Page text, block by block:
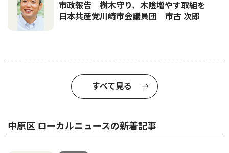
市政報告 樹木守り、木陰増やす取組を
日本共産党川崎市会議員団 市古 次郎
すべて見る
中原区 ローカルニュースの新着記事